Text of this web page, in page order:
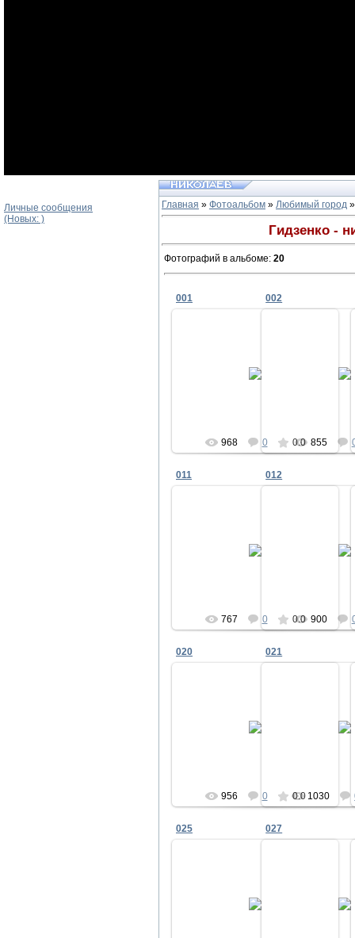
Личные сообщения
(Новых: )
Главная » Фотоальбом » Любимый город
Гидзенко -
Фотографий в альбоме: 20
001
968 0 0.0
002
855
011
767 0 0.0
012
900
020
956 0 0.0
021
1030
025 027